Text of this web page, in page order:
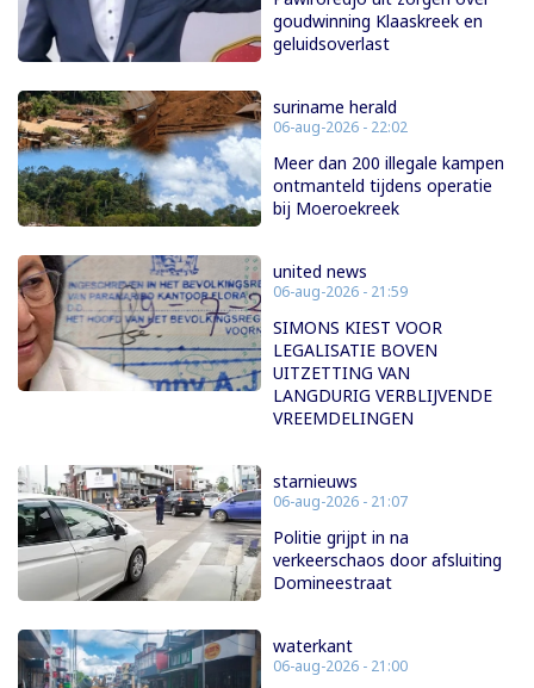
goudwinning Klaaskreek en
geluidsoverlast
suriname herald
06-aug-2026 - 22:02
Meer dan 200 illegale kampen
ontmanteld tijdens operatie
bij Moeroekreek
united news
06-aug-2026 - 21:59
SIMONS KIEST VOOR
LEGALISATIE BOVEN
UITZETTING VAN
LANGDURIG VERBLIJVENDE
VREEMDELINGEN
starnieuws
06-aug-2026 - 21:07
Politie grijpt in na
verkeerschaos door afsluiting
Domineestraat
waterkant
06-aug-2026 - 21:00